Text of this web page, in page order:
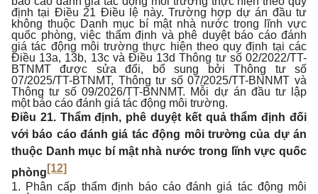
định tại Điều 21 Điều lệ này. Trường hợp dự án đầu tư
không thuộc Danh mục bí mật nhà nước trong lĩnh vực
quốc phòng, việc thẩm định và phê duyệt báo cáo đánh
giá tác động môi trường thực hiện theo quy định tại các
Điều 13a, 13b, 13c và Điều 13d Thông tư số 02/2022/TT-
BTNMT được sửa đổi, bổ sung bởi Thông tư số
07/2025/TT-BTNMT, Thông tư số 07/2025/TT-BNNMT và
Thông tư số 09/2026/TT-BNNMT. Mỗi dự án đầu tư lập
một báo cáo đánh giá tác động môi trường.
Điều 21. Thẩm định, phê duyệt kết quả thẩm định đối
với báo cáo đánh giá tác động môi trường của dự án
thuộc Danh mục bí mật nhà nước trong lĩnh vực quốc
phòng [12]
1. Phân cấp thẩm định báo cáo đánh giá tác động môi